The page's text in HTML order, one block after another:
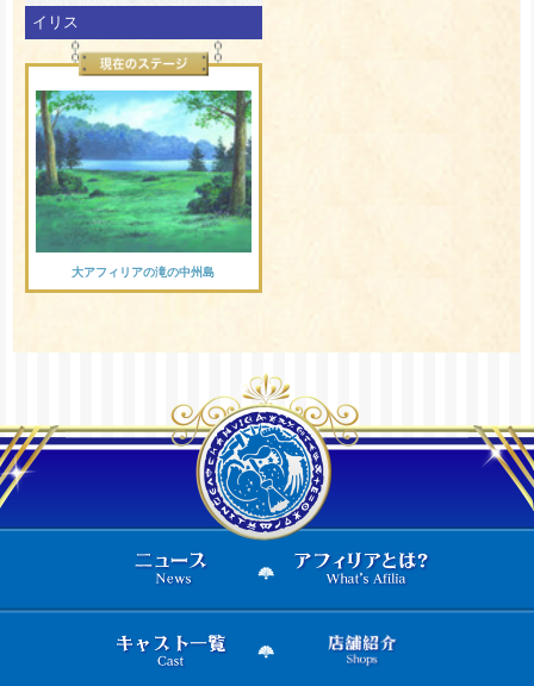
イリス
大アフィリアの滝の中州島